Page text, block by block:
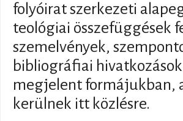
folyóirat szerkezeti
teológiai összefüggések
szemelvények,
bibliográfiai
megjelent formájukban,
kerülnek itt közlésre.